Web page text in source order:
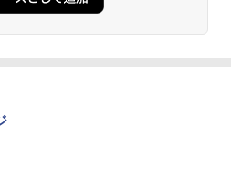
オブ ファミリア-家族戦記- 1